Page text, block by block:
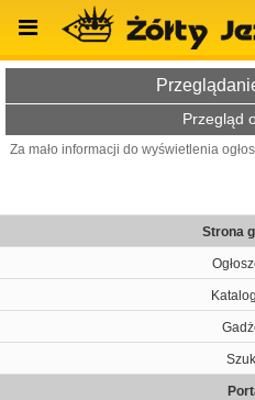
Przegląd
Za mało informacji do wyświetlenia
Strona